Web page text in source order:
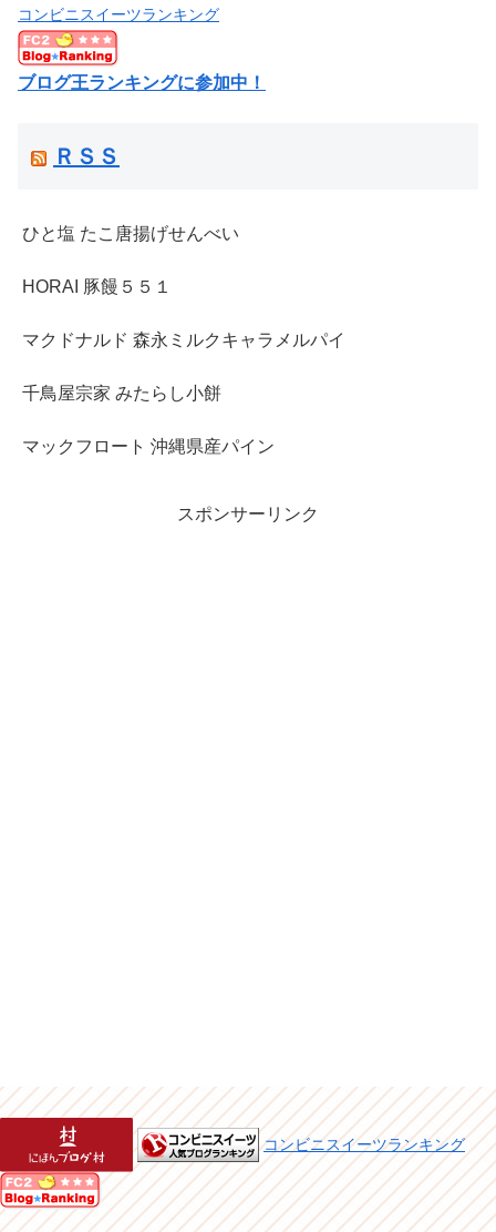
コンビニスイーツランキング
ブログ王ランキングに参加中！
ＲＳＳ
ひと塩 たこ唐揚げせんべい
HORAI 豚饅５５１
マクドナルド 森永ミルクキャラメルパイ
千鳥屋宗家 みたらし小餅
マックフロート 沖縄県産パイン
スポンサーリンク
コンビニスイーツランキング